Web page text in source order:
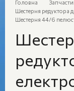
Головна
Шестерня редуктора
Шестерня 44/6